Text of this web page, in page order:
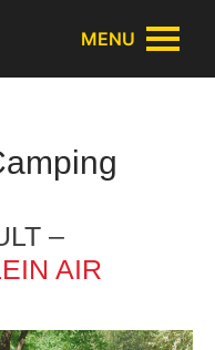
MENU
–
AIR